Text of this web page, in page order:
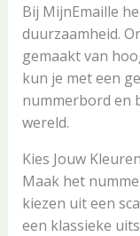
Bij MijnEmaille
duurzaamheid.
gemaakt van
kun je met een
nummerbord en
wereld.
Kies Jouw Kleuren
Maak het
kiezen uit een
een klassieke